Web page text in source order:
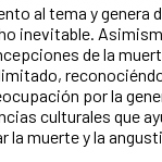
al tema y genera
inevitable.
de la
por la
culturales que
la muerte y la